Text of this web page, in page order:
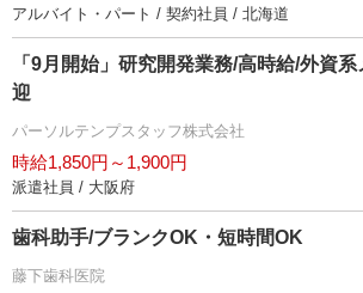
アルバイト・パート / 契約社員 / 北海道
「9月開始」研究開発業務/高時給/外資
迎
パーソルテンプスタッフ株式会社
時給1,850円～1,900円
派遣社員 / 大阪府
歯科助手/ブランクOK・短時間OK
藤下歯科医院